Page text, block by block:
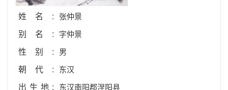
姓名: 张仲景
别名: 字仲景
性别: 男
朝代: 东汉
出生地: 东汉南阳郡涅阳县